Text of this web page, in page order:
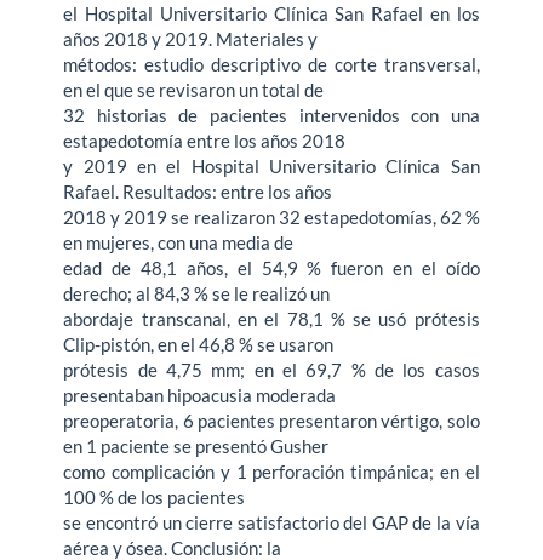
el Hospital Universitario Clínica San Rafael en los
años 2018 y 2019. Materiales y
métodos: estudio descriptivo de corte transversal,
en el que se revisaron un total de
32 historias de pacientes intervenidos con una
estapedotomía entre los años 2018
y 2019 en el Hospital Universitario Clínica San
Rafael. Resultados: entre los años
2018 y 2019 se realizaron 32 estapedotomías, 62 %
en mujeres, con una media de
edad de 48,1 años, el 54,9 % fueron en el oído
derecho; al 84,3 % se le realizó un
abordaje transcanal, en el 78,1 % se usó prótesis
Clip-pistón, en el 46,8 % se usaron
prótesis de 4,75 mm; en el 69,7 % de los casos
presentaban hipoacusia moderada
preoperatoria, 6 pacientes presentaron vértigo, solo
en 1 paciente se presentó Gusher
como complicación y 1 perforación timpánica; en el
100 % de los pacientes
se encontró un cierre satisfactorio del GAP de la vía
aérea y ósea. Conclusión: la